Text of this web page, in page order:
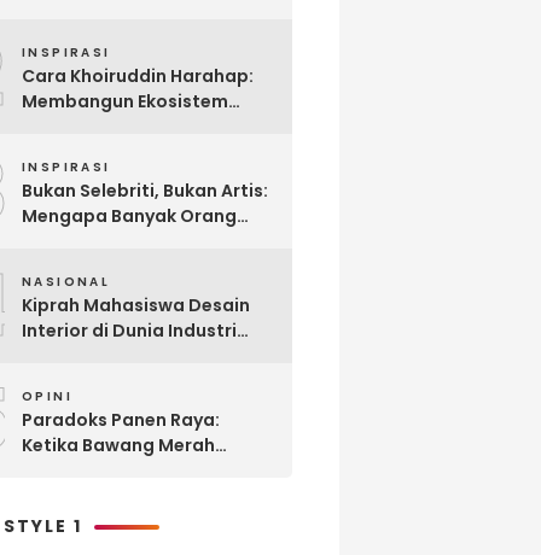
Negeri
INSPIRASI
Cara Khoiruddin Harahap:
Membangun Ekosistem
Digital
INSPIRASI
Bukan Selebriti, Bukan Artis:
Mengapa Banyak Orang
NASIONAL
Kiprah Mahasiswa Desain
Interior di Dunia Industri
OPINI
Paradoks Panen Raya:
Ketika Bawang Merah
1